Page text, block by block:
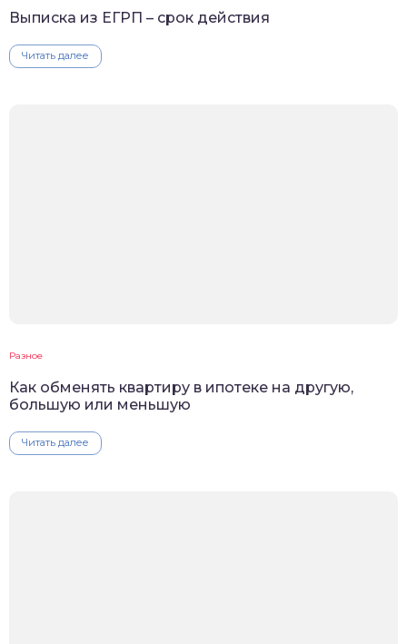
Выписка из ЕГРП – срок действия
Читать далее
Разное
Как обменять квартиру в ипотеке на другую,
большую или меньшую
Читать далее